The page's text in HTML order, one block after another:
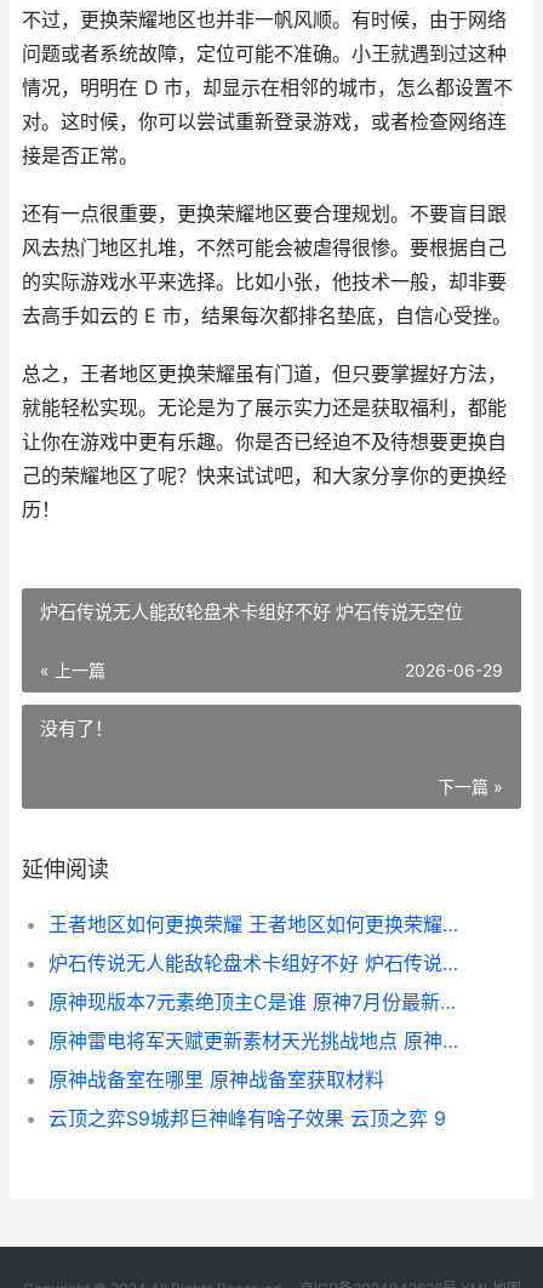
不过，更换荣耀地区也并非一帆风顺。有时候，由于网络
问题或者系统故障，定位可能不准确。小王就遇到过这种
情况，明明在 D 市，却显示在相邻的城市，怎么都设置不
对。这时候，你可以尝试重新登录游戏，或者检查网络连
接是否正常。
还有一点很重要，更换荣耀地区要合理规划。不要盲目跟
风去热门地区扎堆，不然可能会被虐得很惨。要根据自己
的实际游戏水平来选择。比如小张，他技术一般，却非要
去高手如云的 E 市，结果每次都排名垫底，自信心受挫。
总之，王者地区更换荣耀虽有门道，但只要掌握好方法，
就能轻松实现。无论是为了展示实力还是获取福利，都能
让你在游戏中更有乐趣。你是否已经迫不及待想要更换自
己的荣耀地区了呢？快来试试吧，和大家分享你的更换经
历！
炉石传说无人能敌轮盘术卡组好不好 炉石传说无空位
« 上一篇 2026-06-29
没有了！
下一篇 »
延伸阅读
王者地区如何更换荣耀 王者地区如何更换荣耀战区
炉石传说无人能敌轮盘术卡组好不好 炉石传说无空位
原神现版本7元素绝顶主C是谁 原神7月份最新兑换码
原神雷电将军天赋更新素材天光挑战地点 原神雷电将军天赋怎么点
原神战备室在哪里 原神战备室获取材料
云顶之弈S9城邦巨神峰有啥子效果 云顶之弈 9